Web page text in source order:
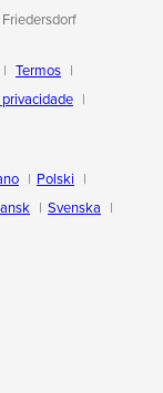
Termos
Polski
Svenska